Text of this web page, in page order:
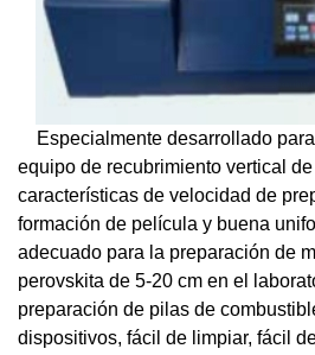
Especialmente desarrollado
equipo de recubrimiento vertical
características de velocidad de
formación de película y buena
adecuado para la preparación de
perovskita de 5-20 cm en el
preparación de pilas de
dispositivos, fácil de limpiar, fácil